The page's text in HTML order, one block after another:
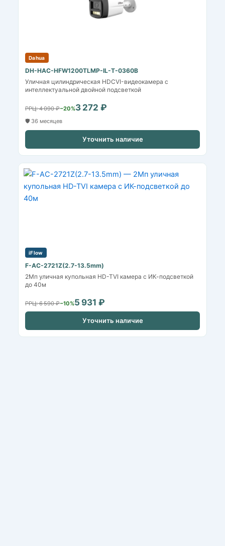
Dahua
DH-HAC-HFW1200TLMP-IL-T-0360B
Уличная цилиндрическая HDCVI-видеокамера с
интеллектуальной двойной подсветкой
РРЦ: 4 090 ₽−20%3 272 ₽
🛡️ 36 месяцев
Уточнить наличие
iFlow
F-AC-2721Z(2.7-13.5mm)
2Мп уличная купольная HD-TVI камера с ИК-подсветкой
до 40м
РРЦ: 6 590 ₽−10%5 931 ₽
Уточнить наличие